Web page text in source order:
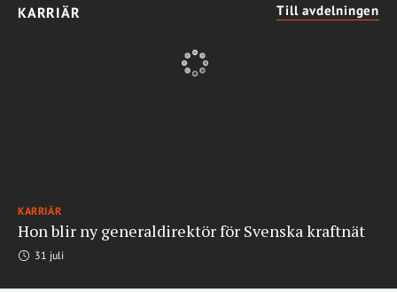
KARRIÄR Till avdelningen
KARRIÄR
Hon blir ny generaldirektör för Svenska kraftnät
31 juli